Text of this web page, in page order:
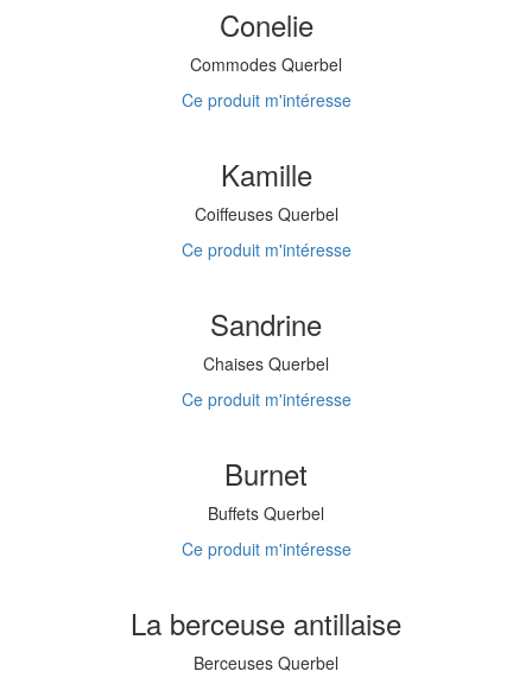
Conelie
Commodes Querbel
Ce produit m'intéresse
Kamille
Coiffeuses Querbel
Ce produit m'intéresse
Sandrine
Chaises Querbel
Ce produit m'intéresse
Burnet
Buffets Querbel
Ce produit m'intéresse
La berceuse antillaise
Berceuses Querbel